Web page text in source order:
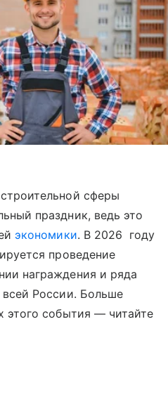
сферы
праздник, ведь это
экономики. В 2026 году
проведение
награждения и ряда
России. Больше
этого события — читайте